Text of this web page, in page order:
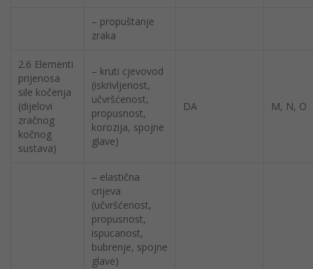
– propuštanje
zraka
2.6 Elementi
prijenosa
sile kočenja
(dijelovi
zračnog
kočnog
sustava)
– kruti cjevovod
(iskrivljenost,
učvršćenost,
propusnost,
korozija, spojne
glave)
DA M, N, O
– elastična
crijeva
(učvršćenost,
propusnost,
ispucanost,
bubrenje, spojne
glave)